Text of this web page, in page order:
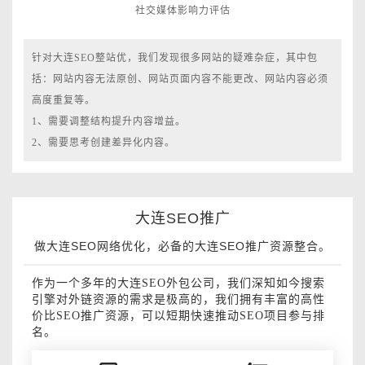
社交媒体影响力评估
针对大连SEO整站优，我们发现很多网站的疑难杂症，其中包
括：网站内容无法原创、网站页面内容不能更改、网站内容必须
高度重复等。
1、需要调整结构提升内容增益。
2、需要思考创建差异化内容。
大连SEO推广
做大连SEO网络优化，必备的大连SEO推广资源整合。
作为一个多年的大连SEO外包公司，我们深知如今搜索
引擎对外链资源的需求是极高的，我们拥有丰富的高性
价比SEO推广资源，可以短期快速推动SEO项目参与排
名。